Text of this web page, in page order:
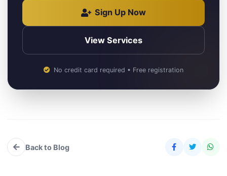
Sign Up Now
View Services
No credit card required • Free registration
Back to Blog